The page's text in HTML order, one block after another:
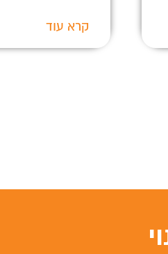
קרא עוד